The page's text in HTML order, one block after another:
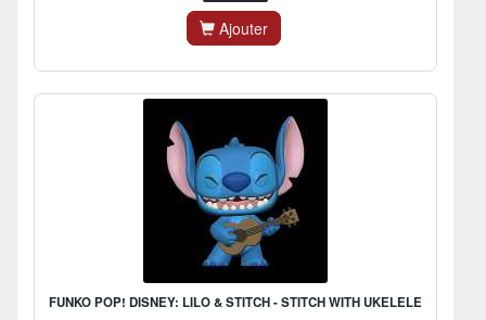
Ajouter
FUNKO POP! DISNEY: LILO & STITCH - STITCH WITH UKELELE